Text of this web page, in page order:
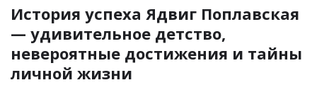
История успеха Ядвиг Поплавская
— удивительное детство,
невероятные достижения и тайны
личной жизни